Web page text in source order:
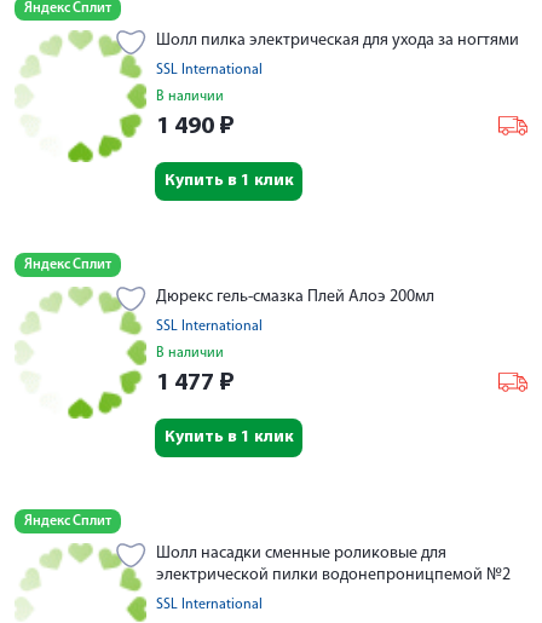
Яндекс Сплит
Шолл пилка электрическая для ухода за ногтями
SSL International
В наличии
1 490 ₽
Купить в 1 клик
Яндекс Сплит
Дюрекс гель-смазка Плей Алоэ 200мл
SSL International
В наличии
1 477 ₽
Купить в 1 клик
Яндекс Сплит
Шолл насадки сменные роликовые для
электрической пилки водонепроницпемой №2
SSL International